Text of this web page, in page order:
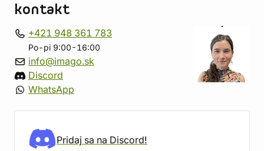
kontakt
+421 948 361 783
Po-pi 9:00-16:00
info@imago.sk
Discord
WhatsApp
Pridaj sa na Discord!